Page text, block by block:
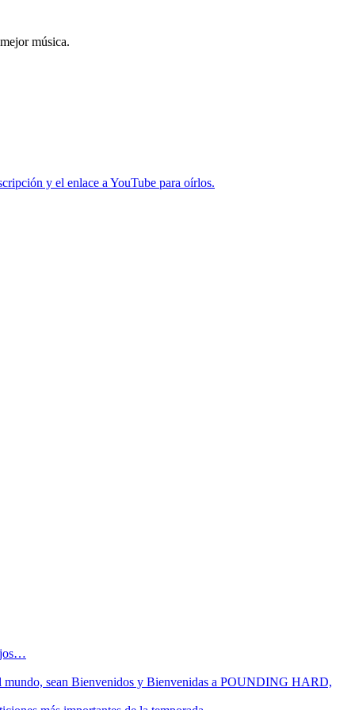
música.
y el enlace a YouTube para oírlos.
mundo, sean Bienvenidos y Bienvenidas a POUNDING HARD,